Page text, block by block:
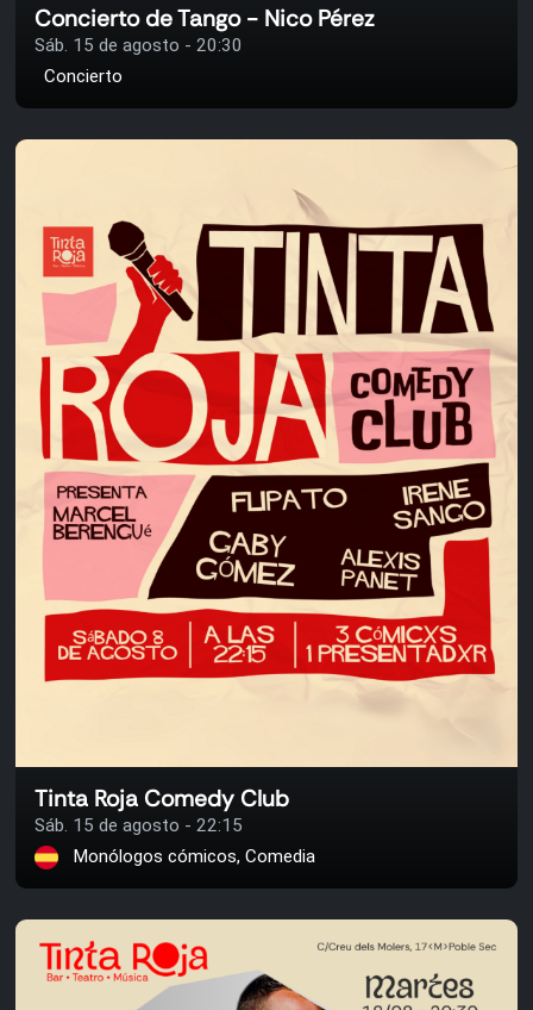
Concierto de Tango - Nico Pérez
Sáb. 15 de agosto - 20:30
Concierto
Tinta Roja Comedy Club
Sáb. 15 de agosto - 22:15
Monólogos cómicos, Comedia